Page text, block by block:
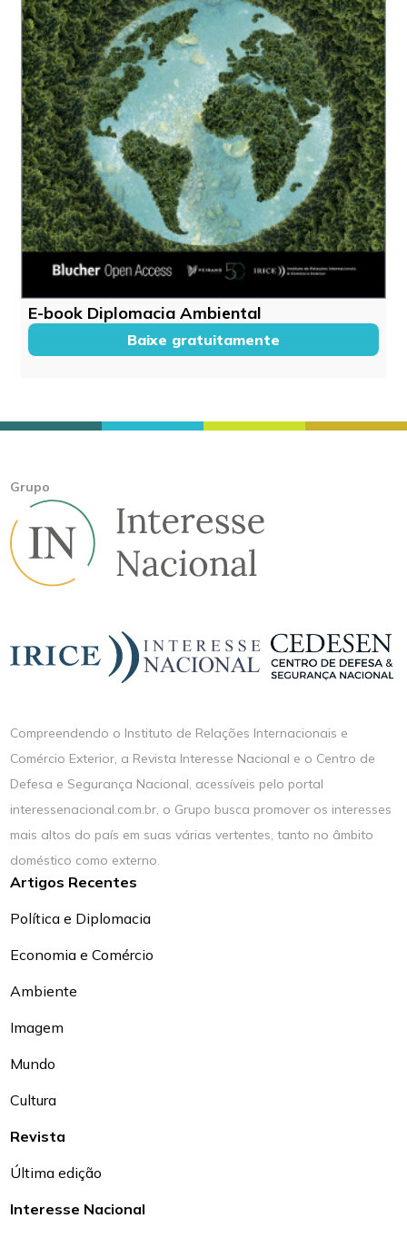
E-book Diplomacia Ambiental
Baixe gratuitamente
Grupo
Compreendendo o Instituto de Relações Internacionais e
Comércio Exterior, a Revista Interesse Nacional e o Centro de
Defesa e Segurança Nacional, acessíveis pelo portal
interessenacional.com.br, o Grupo busca promover os interesses
mais altos do país em suas várias vertentes, tanto no âmbito
doméstico como externo.
Artigos Recentes
Política e Diplomacia
Economia e Comércio
Ambiente
Imagem
Mundo
Cultura
Revista
Última edição
Interesse Nacional